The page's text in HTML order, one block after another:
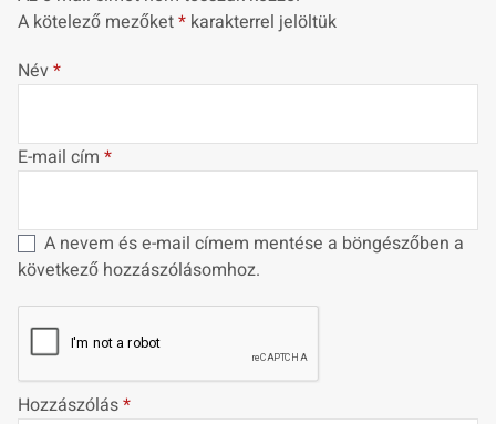
A kötelező mezőket* karakterrel jelöltük
Név*
E-mail cím *
A nevem és e-mail címem mentése a böngészőben a
következő hozzászólásomhoz.
Hozzászólás*